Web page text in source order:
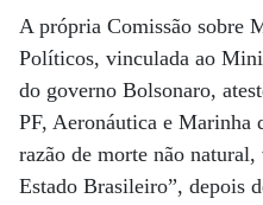
A própria Comissão sobre
Políticos, vinculada ao
do governo Bolsonaro,
PF, Aeronáutica e Marinha
razão de morte não
Estado Brasileiro”, depois